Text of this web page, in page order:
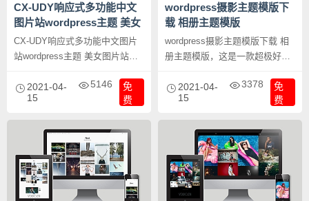
CX-UDY响应式多功能中文
图片站wordpress主题 美女
图片站模版下载
CX-UDY响应式多功能中文图片
站wordpress主题 美女图片站模
是基于wordpress开源程序开发的
成品模板，目前WP的主题市场
就是图片主题相对会博客主题来
说开发难度更大更繁杂，在大多
数用户的心中WP已经定位成了
博客程序，但是WP目前的发展
趋势已经覆盖的比较广泛了企业
2021-04-
15
5146
免
费
wordpress摄影主题模版下
载 相册主题模版
wordpress摄影主题模版下载 相
册主题模版，这是一款超极好看
人难以置信的酷，独特的设计，
主题可全屏展示十分亮眼，而且
非常有创意又好用的主题。
2021-04-
15
3378
免
费